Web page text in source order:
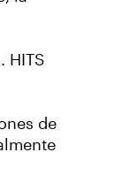
HITS
de